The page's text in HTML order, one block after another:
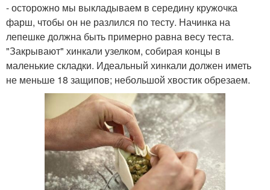
- осторожно мы выкладываем в середину кружочка
фарш, чтобы он не разлился по тесту. Начинка на
лепешке должна быть примерно равна весу теста.
"Закрывают" хинкали узелком, собирая концы в
маленькие складки. Идеальный хинкали должен иметь
не меньше 18 защипов; небольшой хвостик обрезаем.